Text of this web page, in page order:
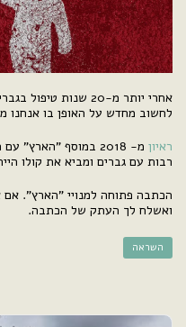
אחרי יותר מ-20
לחשוב מחדש על האופן בו אנחנו
ראיון
מ- 2018 במוסף
רבות עם גברים ומביא את קולו
הכתבה פתוחה למנויי "הארץ". אם
ואשלח לך העתק של הכתבה.
השראה